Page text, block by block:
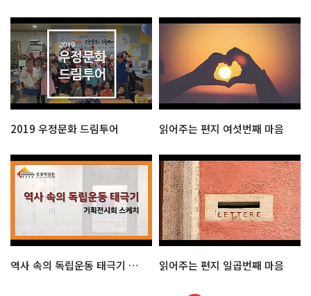
2019 우정문화 드림투어 읽어주는 편지 여섯번째 마음
역사 속의 독립운동 태극기 기획전시회 스케치 읽어주는 편지 일곱번째 마음